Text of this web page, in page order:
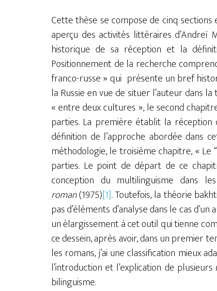
Cette thèse se compose de cinq
aperçu des activités littéraires
historique de sa réception et la
Positionnement de la recherche
franco-russe » qui présente un bref
la Russie en vue de situer l’auteur dans
« entre deux cultures », le second
parties. La première établit la
définition de l’approche abordée dans
méthodologie, le troisième chapitre, « Le
parties. Le point de départ de ce
conception du multilinguisme dans
roman(1975)[1]. Toutefois, la théorie
pas d’éléments d’analyse dans le cas
un élargissement à cet outil qui tienne
ce dessein, après avoir, dans un premier
les romans, j’ai une classification mieux
l’introduction et l’explication de
bilinguisme.